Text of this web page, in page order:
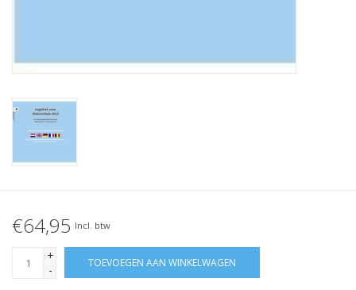
€64,95 Incl. btw
+
-
TOEVOEGEN AAN WINKELWAGEN